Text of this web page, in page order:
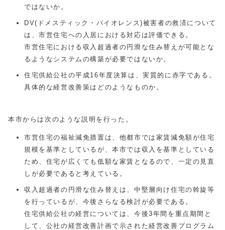
ではないか。
DV(ドメスティック・バイオレンス)被害者の救済について
は、市営住宅への入居における対応は評価できる。
市営住宅における収入超過者の円滑な住み替えが可能とな
るようなシステムの構築が必要ではないか。
住宅供給公社の平成16年度決算は、実質的に赤字である。
具体的な経営改善策はどのようなものか。
本市からは次のような説明を行った。
市営住宅の福祉減免措置は、他都市では家賃減免額が住宅
規模を基準としているが、本市では収入を基準としている
ため、住宅が広くても低額な家賃となるので、一定の見直
しが必要であると考えている。
収入超過者の円滑な住み替えは、中堅層向け住宅の斡旋等
を行っているが、今後さらなる検討が必要である。
住宅供給公社の経営については、今後3年間を重点期間と
して、公社の経営改善計画で示された経営改善プログラム